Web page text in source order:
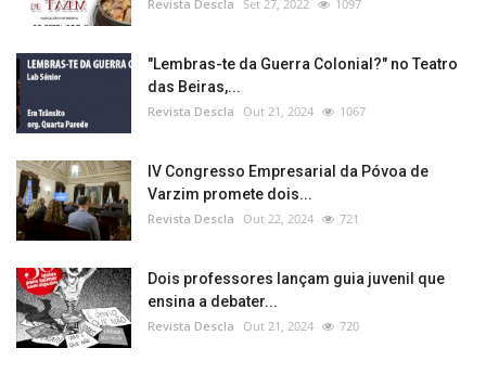
Revista Descla Set 27, 2022 1097
"Lembras-te da Guerra Colonial?" no Teatro
das Beiras,...
Revista Descla Out 21, 2024 1067
IV Congresso Empresarial da Póvoa de
Varzim promete dois...
Revista Descla Out 22, 2024 721
Dois professores lançam guia juvenil que
ensina a debater...
Revista Descla Out 21, 2024 720